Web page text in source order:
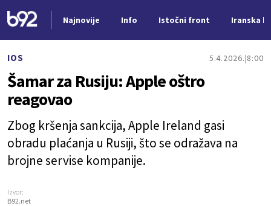
Najnovije Info Istočni front Iranska
IOS 5.4.2026. 8:00
Šamar za Rusiju: Apple oštro
reagovao
Zbog kršenja sankcija, Apple Ireland gasi
obradu plaćanja u Rusiji, što se odražava na
brojne servise kompanije.
Izvor:
B92.net